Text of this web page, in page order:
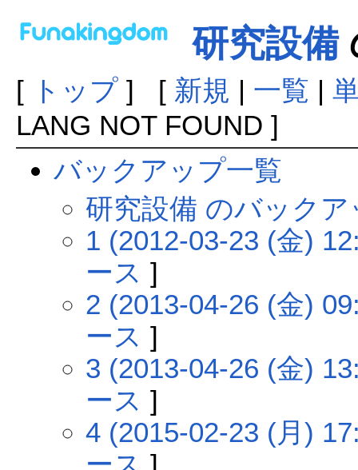
研究設備
[ トップ] [ 新規 | 一覧 |
LANG NOT FOUND ]
バックアップ一覧
研究設備 のバック
1 (2012-03-23 (金)
ース ]
2 (2013-04-26 (金)
ース ]
3 (2013-04-26 (金)
ース ]
4 (2015-02-23 (月)
ース ]